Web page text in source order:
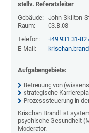
stellv. Referatsleiter
Gebäude: John-Skilton-
Raum:
03.B.08
Telefon:
+49 931 31-
E-Mail:
Aufgabengebiete:
Betreuung von
strategische
Prozesssteuerung in
Krischan Brandl ist
psychische Gesundheit
Moderator.